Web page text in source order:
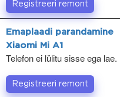
Registreeri remont
Emaplaadi parandamine
Xiaomi Mi A1
Telefon ei lülitu sisse ega lae.
Registreeri remont